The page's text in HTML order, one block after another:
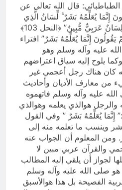
قال الله تعالى عن
إِنَّمَا يُعَلِّمُهُ بَشَرٌ ۗ لِّسَانُ الَّذِي
يُلْحِدُونَ إِلَيْهِ أَعْجَمِيٌّ وَهَـٰذَا لِسَانٌ عَرَبِيٌّ مُّبِينٌ” ﴿النحل 103﴾
يَقُولُونَ إِنَّمَا يُعَلِّمُهُ بَشَرٌ” افتراء
عليه وآله وسلم وهو
يلوح إليه سياق اعتراضهم
كان هناك رجل أعجمي غير
معارف الأديان وأحاديث
الله عليه وآله وسلم فاتهموه
والرجل هوالذي يعلمه وهوالذي
إِنَّمَا يُعَلِّمُهُ بَشَرٌ ” وفي القول
بشر وينسب ما تعلمه منه إلى
ومن المعلوم أن الجواب عنه
والقرآن عربي مبين لا
لجواز أن يلقي إليه المطالب
هو صلى الله عليه وآله وسلم
الفصيحة بل هذا هوالأسبق